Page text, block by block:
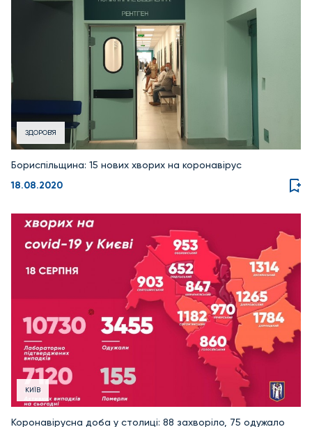
ЗДОРОВ'Я
Бориспільщина: 15 нових хворих на коронавірус
18.08.2020
КИЇВ
Коронавірусна доба у столиці: 88 захворіло, 75 одужало